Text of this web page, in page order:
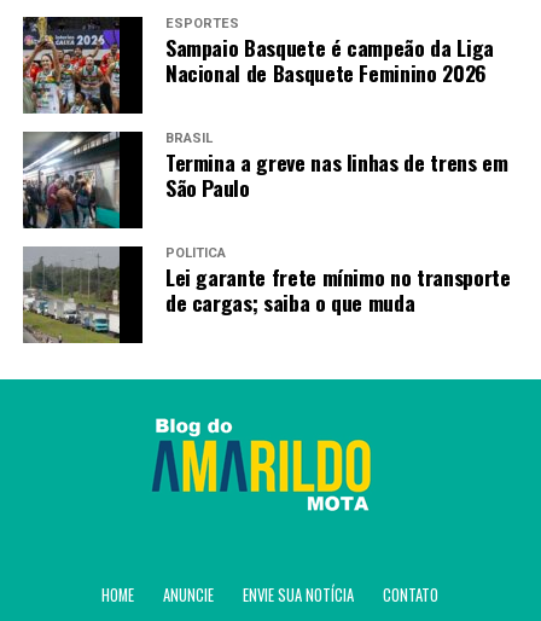
ESPORTES
Sampaio Basquete é campeão da Liga
Nacional de Basquete Feminino 2026
BRASIL
Termina a greve nas linhas de trens em
São Paulo
POLÍTICA
Lei garante frete mínimo no transporte
de cargas; saiba o que muda
HOME ANUNCIE ENVIE SUA NOTÍCIA CONTATO